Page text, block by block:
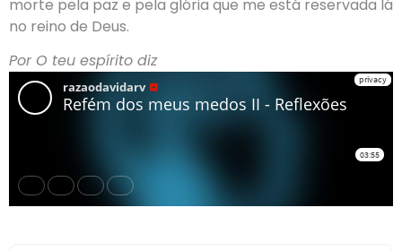
morte pela paz e pela glória que me está reservada lá
no reino de Deus.
Por O teu espírito diz